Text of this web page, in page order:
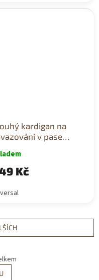
kardigan na
v pase
Kč